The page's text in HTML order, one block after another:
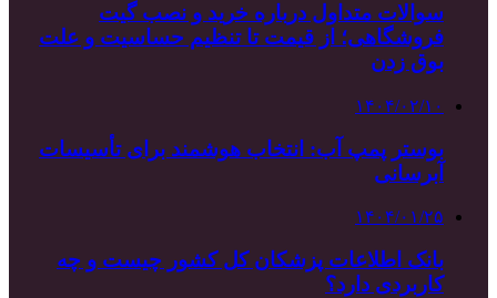
سوالات متداول درباره خرید و نصب گیت
فروشگاهی؛ از قیمت تا تنظیم حساسیت و علت
بوق زدن
۱۴۰۴/۰۲/۱۰
بوستر پمپ آب: انتخاب هوشمند برای تأسیسات
آبرسانی
۱۴۰۴/۰۱/۲۵
بانک اطلاعات پزشکان کل کشور چیست و چه
کاربردی دارد؟